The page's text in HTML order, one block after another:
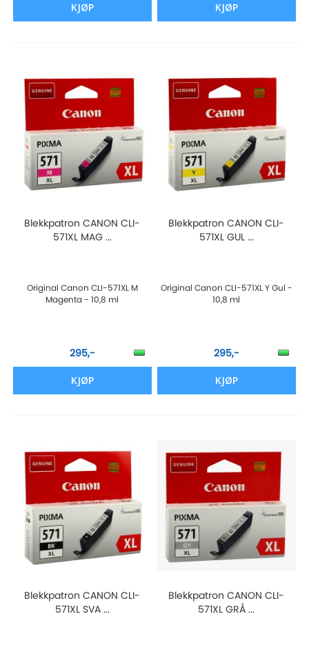
KJØP KJØP
Blekkpatron CANON CLI-
571XL MAG ...
Original Canon CLI-571XL M
Magenta - 10,8 ml
295,-
KJØP
Blekkpatron CANON CLI-
571XL GUL ...
Original Canon CLI-571XL Y Gul -
10,8 ml
295,-
KJØP
Blekkpatron CANON CLI-
571XL SVA ...
Blekkpatron CANON CLI-
571XL GRÅ ...